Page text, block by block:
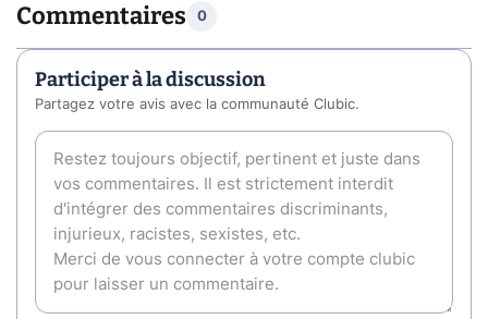
Commentaires 0
Participer à la discussion
Partagez votre avis avec la communauté Clubic.